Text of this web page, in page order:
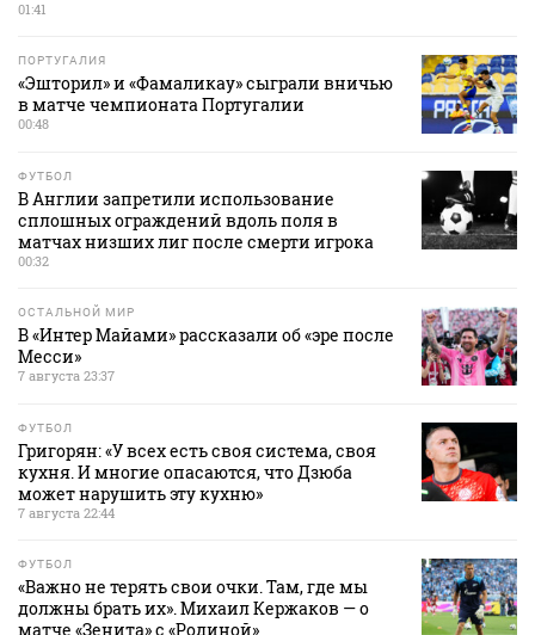
01:41
ПОРТУГАЛИЯ
«Эшторил» и «Фамаликау» сыграли вничью
в матче чемпионата Португалии
00:48
ФУТБОЛ
В Англии запретили использование
сплошных ограждений вдоль поля в
матчах низших лиг после смерти игрока
00:32
ОСТАЛЬНОЙ МИР
В «Интер Майами» рассказали об «эре после
Месси»
7 августа 23:37
ФУТБОЛ
Григорян: «У всех есть своя система, своя
кухня. И многие опасаются, что Дзюба
может нарушить эту кухню»
7 августа 22:44
ФУТБОЛ
«Важно не терять свои очки. Там, где мы
должны брать их». Михаил Кержаков — о
матче «Зенита» с «Родиной»